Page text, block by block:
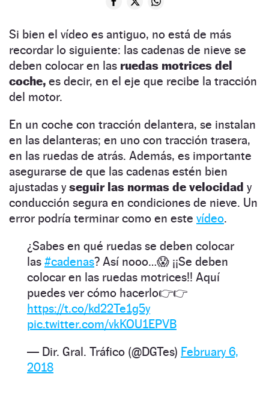
Si bien el vídeo es antiguo, no está de más
recordar lo siguiente: las cadenas de nieve se
deben colocar en las ruedas motrices del
coche, es decir, en el eje que recibe la tracción
del motor.
En un coche con tracción delantera, se instalan
en las delanteras; en uno con tracción trasera,
en las ruedas de atrás. Además, es importante
asegurarse de que las cadenas estén bien
ajustadas yseguir las normas de velocidad y
conducción segura en condiciones de nieve. Un
error podría terminar como en este vídeo.
¿Sabes en qué ruedas se deben colocar
las #cadenas? Así nooo…😱 ¡¡Se deben
colocar en las ruedas motrices!! Aquí
puedes ver cómo hacerlo👉👉
https://t.co/kd22Te1g5y
pic.twitter.com/vkKOU1EPVB
— Dir. Gral. Tráfico (@DGTes) February 6,
2018